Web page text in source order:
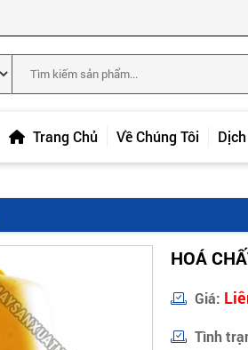
Trang Chủ Về Chúng Tôi
HOÁ
Giá:
Tình